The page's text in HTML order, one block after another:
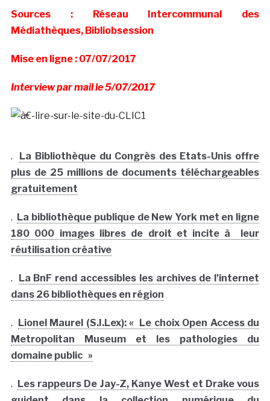
Sources : Réseau Intercommunal des
Médiathèques, Bibliobsession
Mise en ligne : 07/07/2017
Interview par mail le 5/07/2017
.
La Bibliothèque du Congrès des Etats-Unis offre
plus de 25 millions de documents téléchargeables
gratuitement
. La bibliothèque publique de New York met en ligne
180 000 images libres de droit et incite à leur
réutilisation créative
.
La BnF rend accessibles les archives de l’internet
dans 26 bibliothèques en région
.
Lionel Maurel (S.I.Lex): « Le choix Open Access du
Metropolitan Museum et les pathologies du
domaine public »
.
Les rappeurs De Jay-Z, Kanye West et Drake vous